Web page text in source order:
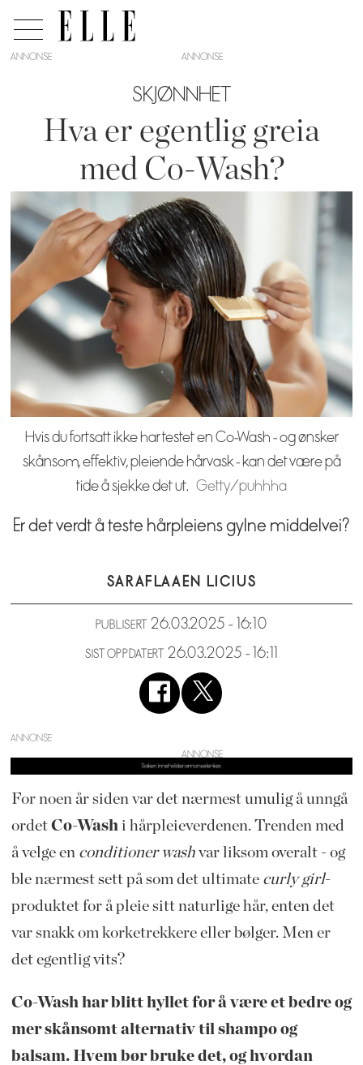
ANNONSE
SKJØNNHET
Hva er egentlig greia
med Co-Wash?
Hvis du fortsatt ikke har testet en Co-Wash - og ønsker
skånsom, effektiv, pleiende hårvask - kan det være på
tide å sjekke det ut. Getty/puhhha
Er det verdt å teste hårpleiens gylne middelvei?
SARAFLAAEN LICIUS
PUBLISERT 26.03.2025 - 16:10
SIST OPPDATERT 26.03.2025 - 16:11
ANNONSE
For noen år siden var det nærmest umulig å unngå
ordet Co-Wash i hårpleieverdenen. Trenden med
å velge en conditioner washvar liksom overalt - og
ble nærmest sett på som det ultimate curly girl-
produktet for å pleie sitt naturlige hår, enten det
var snakk om korketrekkere eller bølger. Men er
det egentlig vits?
Co-Wash har blitt hyllet for å være et bedre og
mer skånsomt alternativ til shampo og
balsam. Hvem bør bruke det, og hvordan